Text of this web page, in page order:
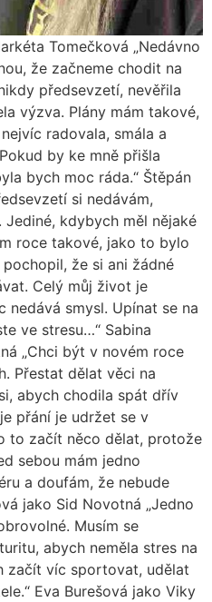
Tomečková „Nedávno
že začneme chodit na
předsevzetí, nevěřila
výzva. Plány mám takové,
radovala, smála a
by ke mně přišla
bych moc ráda.“ Štěpán
si nedávám,
kdybych měl nějaké
roce takové, jako to bylo
že si ani žádné
Celý můj život je
nedává smysl. Upínat se na
ve stresu…“ Sabina
„Chci být v novém roce
Přestat dělat věci na
abych chodila spát dřív
přání je udržet se v
to začít něco dělat, protože
sebou mám jedno
a doufám, že nebude
jako Sid Novotná „Jedno
Musím se
abych neměla stres na
začít víc sportovat, udělat
Eva Burešová jako Viky